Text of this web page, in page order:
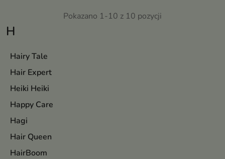
H
Hairy Tale
Hair Expert
Heiki Heiki
Happy Care
Hagi
Hair Queen
HairBoom
Pokazano 1-10 z 10 pozycji